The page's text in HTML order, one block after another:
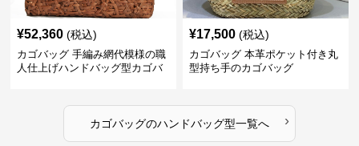
¥52,360 (税込)
カゴバッグ 手編み網代模様の職
人仕上げハンドバッグ型カゴバ
¥17,500 (税込)
カゴバッグ 本革ポケット付き丸
型持ち手のカゴバッグ
カゴバッグのハンドバッグ型一覧へ ›